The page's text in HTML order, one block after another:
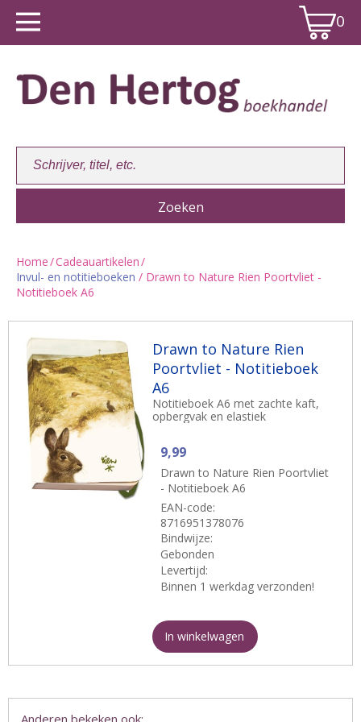
0
Winkelwagen:
Home/Cadeauartikelen/
Invul- en notitieboeken / Drawn to Nature Rien Poortvliet -
Notitieboek A6
Drawn to Nature Rien
Poortvliet - Notitieboek
A6
Notitieboek A6 met zachte kaft,
opbergvak en elastiek
9,99
Drawn to Nature Rien Poortvliet
- Notitieboek A6
EAN-code:
8716951378076
Bindwijze:
Gebonden
Levertijd:
Binnen 1 werkdag verzonden!
In winkelwagen